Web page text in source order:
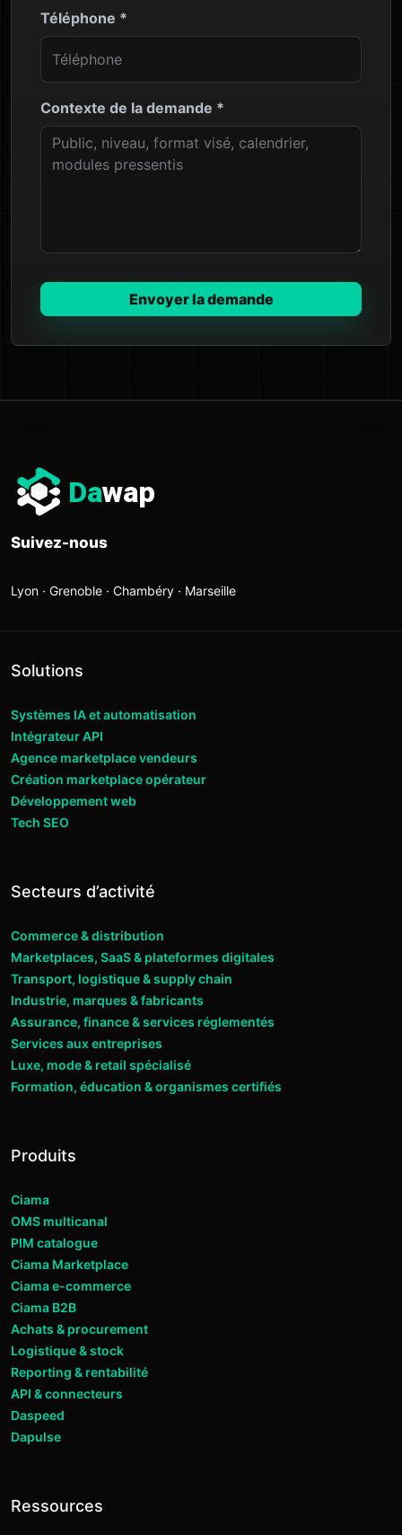
Téléphone *
Contexte de la demande *
Envoyer la demande
Dawap
Suivez-nous
Lyon · Grenoble · Chambéry · Marseille
Solutions
Systèmes IA et automatisation
Intégrateur API
Agence marketplace vendeurs
Création marketplace opérateur
Développement web
Tech SEO
Secteurs d’activité
Commerce & distribution
Marketplaces, SaaS & plateformes digitales
Transport, logistique & supply chain
Industrie, marques & fabricants
Assurance, finance & services réglementés
Services aux entreprises
Luxe, mode & retail spécialisé
Formation, éducation & organismes certifiés
Produits
Ciama
OMS multicanal
PIM catalogue
Ciama Marketplace
Ciama e-commerce
Ciama B2B
Achats & procurement
Logistique & stock
Reporting & rentabilité
API & connecteurs
Daspeed
Dapulse
Ressources